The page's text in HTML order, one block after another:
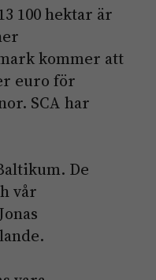
100 hektar är
kommer att
euro för
SCA har
De
vår